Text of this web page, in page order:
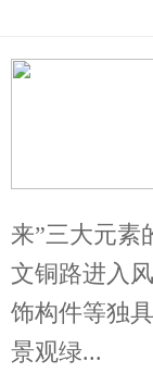
来”三大元素
文铜路进入
饰构件等独
景观绿...